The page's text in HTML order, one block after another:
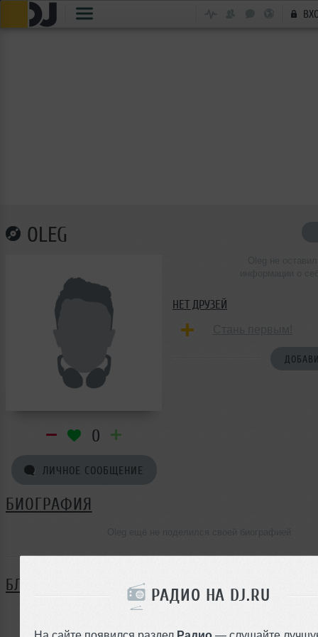
РАДИО НА DJ.RU
На сайте появился раздел Радио — слушайте
OLEG
0
ЛИЧНОЕ СООБЩЕНИЕ
НЕТ ДРУЗЕЙ
БИОГРАФИЯ
БЛОГ